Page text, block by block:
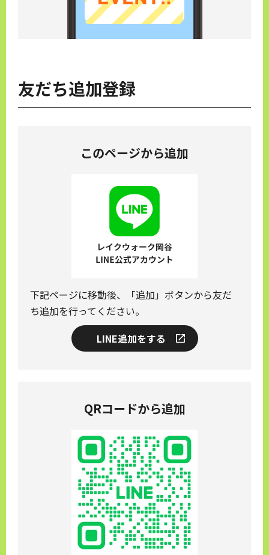
友だち追加登録
このページから追加
下記ページに移動後、「追加」ボタンから友だ
ち追加を行ってください。
LINE追加をする
QRコードから追加